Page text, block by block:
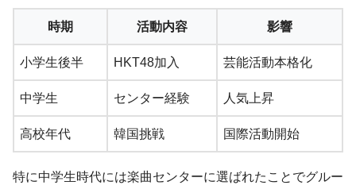
時期 活動内容 影響
小学生後半 HKT48加入 芸能活動本格化
中学生 センター経験 人気上昇
高校年代 韓国挑戦 国際活動開始
特に中学生時代には楽曲センターに選ばれたことでグルー